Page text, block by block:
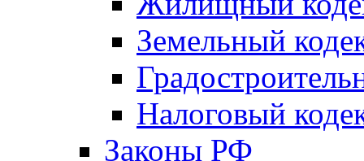
Земельный
Налоговый
Законы РФ